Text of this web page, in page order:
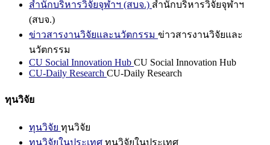
สำนักบริหารวิจัยจุฬาฯ (สบจ.) สำนักบริหารวิจัยจุฬาฯ
(สบจ.)
ข่าวสารงานวิจัยและนวัตกรรม ข่าวสารงานวิจัยและ
นวัตกรรม
CU Social Innovation Hub CU Social Innovation Hub
CU-Daily Research CU-Daily Research
ทุนวิจัย
ทุนวิจัย ทุนวิจัย
ทุนวิจัยในประเทศ ทุนวิจัยในประเทศ